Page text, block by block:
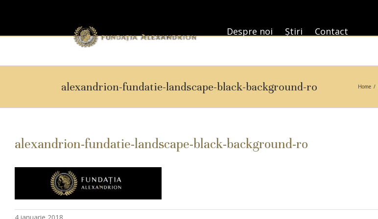
Despre noi Știri Contact
alexandrion-fundatie-landscape-black-background-ro Home /
alexandrion-fundatie-landscape-black-background-ro